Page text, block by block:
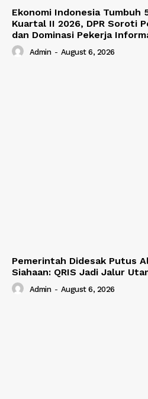
Ekonomi Indonesia Tumbuh
Kuartal II 2026, DPR Soroti
dan Dominasi Pekerja
Admin - August 6, 2026
Pemerintah Didesak Putus
Siahaan: QRIS Jadi Jalur
Admin - August 6, 2026